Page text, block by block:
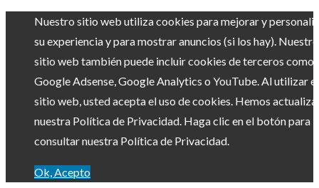
Nuestro sitio web utiliza cookies para mejorar y
su experiencia y para mostrar anuncios (si los hay). Nuestro
sitio web también puede incluir cookies de terceros como
Google Adsense, Google Analytics o YouTube. Al utilizar el
sitio web, usted acepta el uso de cookies. Hemos
nuestra Política de Privacidad. Haga clic en el botón para
consultar nuestra Política de Privacidad.
Ok, Acepto